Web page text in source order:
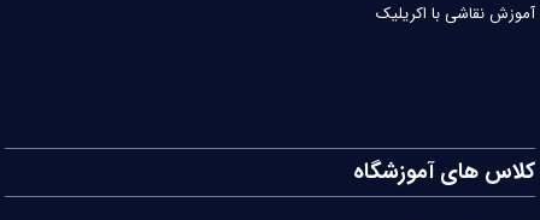
آموزش نقاشی با اکریلیک
کلاس های آموزشگاه